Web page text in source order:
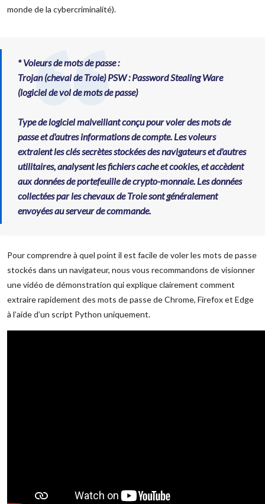
monde de la cybercriminalité).
* Voleurs de mots de passe :
Trojan (cheval de Troie) PSW : Password Stealing Ware
(logiciel de vol de mots de passe)
Type de logiciel malveillant conçu pour voler des mots de
passe et d'autres informations de compte. Les voleurs
extraient les clés secrètes stockées des navigateurs et d'autres
utilitaires, analysent les fichiers cache et cookies, et accèdent
aux données de portefeuille de crypto-monnaie. Les données
collectées par les chevaux de Troie sont généralement
envoyées au serveur de commande.
Pour comprendre à quel point il est facile de voler les mots de passe
stockés dans un navigateur, nous vous recommandons de visionner
une vidéo de démonstration qui explique clairement comment
extraire rapidement des mots de passe de Chrome, Firefox et Edge
à l’aide d’un script Python uniquement.